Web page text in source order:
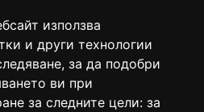
използва
и други технологии
за да подобри
ви при
за следните цели: за